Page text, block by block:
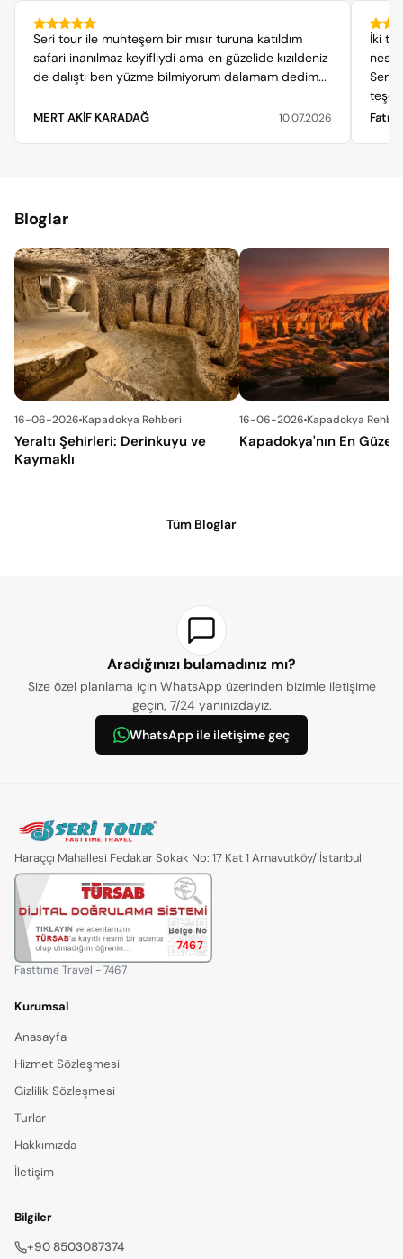
Seri tour ile muhteşem bir mısır turuna katıldım
safari inanılmaz keyifliydi ama en güzelide kızıldeniz
de dalıştı ben yüzme bilmiyorum dalamam dedim...
MERT AKİF KARADAĞ 10.07.2026
İki
Seri
Bloglar
16-06-2026 Kapadokya Rehberi
Yeraltı Şehirleri: Derinkuyu ve
Kaymaklı
16-06-2026 Kapadokya
Kapadokya'nın En Güzel
Tüm Bloglar
Aradığınızı bulamadınız mı?
Size özel planlama için WhatsApp üzerinden bizimle iletişime
geçin, 7/24 yanınızdayız.
WhatsApp ile iletişime geç
Haraççı Mahallesi Fedakar Sokak No: 17 Kat 1 Arnavutköy/ İstanbul
7467
Fasttıme Travel - 7467
Kurumsal
Anasayfa
Hizmet Sözleşmesi
Gizlilik Sözleşmesi
Turlar
Hakkımızda
İletişim
Bilgiler
+90 8503087374